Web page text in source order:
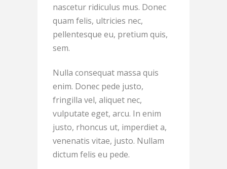
nascetur ridiculus mus. Donec
quam felis, ultricies nec,
pellentesque eu, pretium quis,
sem.
Nulla consequat massa quis
enim. Donec pede justo,
fringilla vel, aliquet nec,
vulputate eget, arcu. In enim
justo, rhoncus ut, imperdiet a,
venenatis vitae, justo. Nullam
dictum felis eu pede.